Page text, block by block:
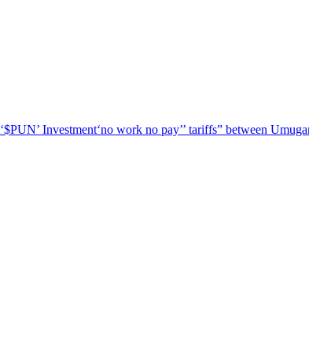
‘$PUN’ Investment‘no work no pay’’ tariffs” between